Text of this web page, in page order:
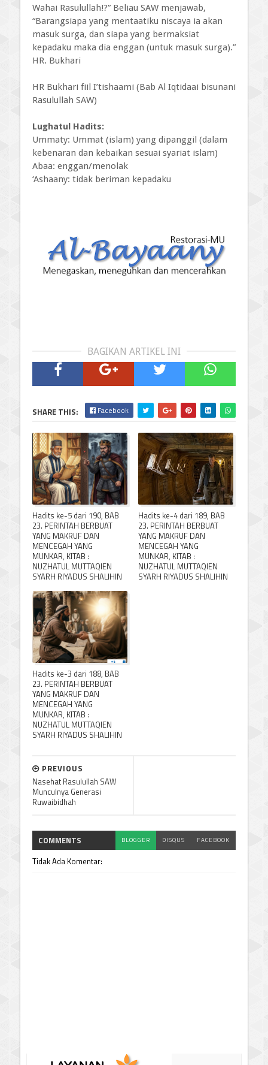
Wahai Rasulullah!?” Beliau SAW menjawab,
“Barangsiapa yang mentaatiku niscaya ia akan
masuk surga, dan siapa yang bermaksiat
kepadaku maka dia enggan (untuk masuk surga).”
HR. Bukhari
HR Bukhari fiil I’tishaami (Bab Al Iqtidaai bisunani
Rasulullah SAW)
Lughatul Hadits:
Ummaty: Ummat (islam) yang dipanggil (dalam
kebenaran dan kebaikan sesuai syariat islam)
Abaa: enggan/menolak
‘Ashaany: tidak beriman kepadaku
BAGIKAN ARTIKEL INI
SHARE THIS: Facebook
Hadits ke-5 dari 190, BAB
23. PERINTAH BERBUAT
YANG MAKRUF DAN
MENCEGAH YANG
MUNKAR, KITAB :
NUZHATUL MUTTAQIEN
SYARH RIYADUS SHALIHIN
Hadits ke-4 dari 189, BAB
23. PERINTAH BERBUAT
YANG MAKRUF DAN
MENCEGAH YANG
MUNKAR, KITAB :
NUZHATUL MUTTAQIEN
SYARH RIYADUS SHALIHIN
Hadits ke-3 dari 188, BAB
23. PERINTAH BERBUAT
YANG MAKRUF DAN
MENCEGAH YANG
MUNKAR, KITAB :
NUZHATUL MUTTAQIEN
SYARH RIYADUS SHALIHIN
PREVIOUS
Nasehat Rasulullah SAW
Munculnya Generasi
Ruwaibidhah
COMMENTS BLOGGER DISQUS FACEBOOK
Tidak Ada Komentar: